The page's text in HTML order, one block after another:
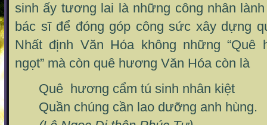
sinh ấy tương lai là những công nhân
bác sĩ để đóng góp công sức xây dựng
Nhất định Văn Hóa không những “Quê
ngọt” mà còn quê hương Văn Hóa còn là
Quê hương cẩm tú sinh nhân kiệt
Quần chúng cần lao dưỡng anh hùng.